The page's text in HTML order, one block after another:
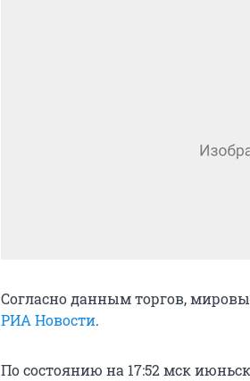
Согласно данным торгов,
РИА Новости.
По состоянию на 17:52 мск